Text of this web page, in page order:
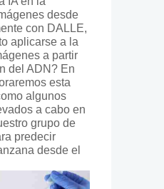
desde
con DALLE,
aplicarse a la
a partir
del ADN? En
esta
algunos
a cabo en
grupo de
predecir
desde el